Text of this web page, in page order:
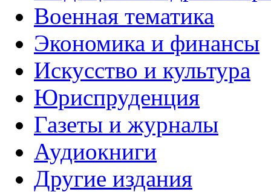
Военная тематика
Экономика и финансы
Искусство и культура
Юриспруденция
Газеты и журналы
Аудиокниги
Другие издания